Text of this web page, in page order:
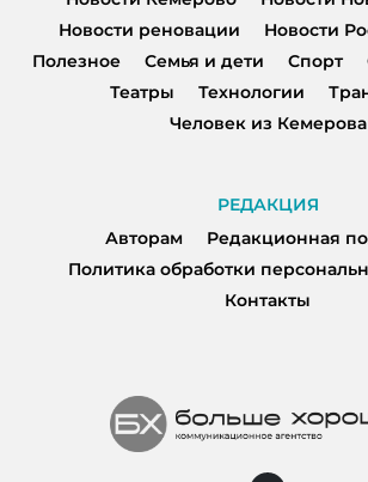
Новости реновации
Новости
Полезное
Семья и дети Спорт
Театры
Технологии
Человек из Кемерова
РЕДАКЦИЯ
Авторам
Редакционная
Политика обработки
Контакты